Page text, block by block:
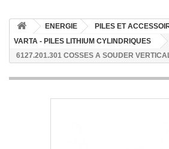
ENERGIE PILES ET
VARTA - PILES LITHIUM CYLINDRIQUES
6127.201.301 COSSES A SOUDER